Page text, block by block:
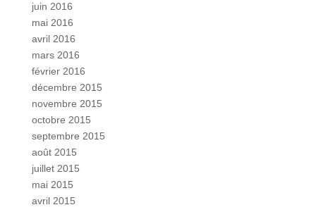
juin 2016
mai 2016
avril 2016
mars 2016
février 2016
décembre 2015
novembre 2015
octobre 2015
septembre 2015
août 2015
juillet 2015
mai 2015
avril 2015